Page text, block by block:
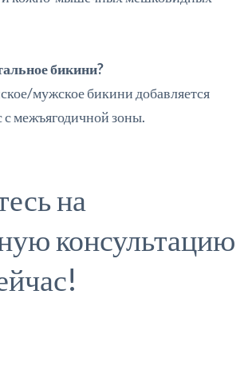
бикини?
мужское бикини добавляется
с межъягодичной зоны.
на
консультацию